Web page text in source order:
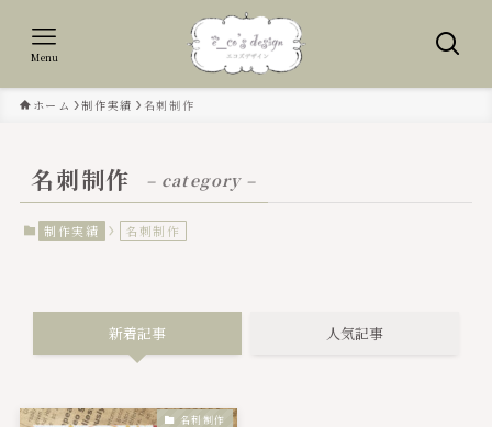
Menu
ホーム 制作実績 名刺制作
名刺制作 – category –
制作実績 名刺制作
新着記事 人気記事
名刺制作